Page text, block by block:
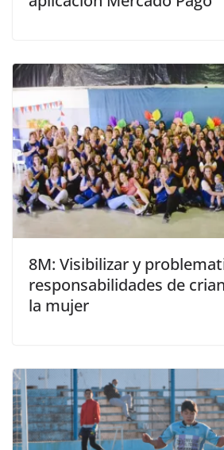
8M: Visibilizar y
responsabilidades de
la mujer